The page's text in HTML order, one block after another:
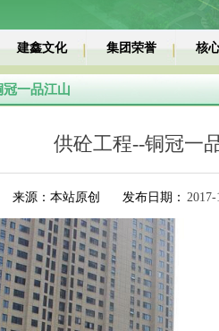
建鑫文化 集团荣誉 核
一品江山
供砼工程--铜冠一
来源：本站原创 发布日期： 2017-